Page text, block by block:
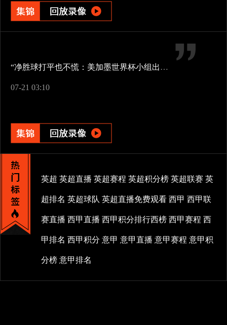
“净胜球打平也不慌：美加墨世界杯小组出线新规一图看懂”
07-21 03:10
英超 英超直播 英超赛程 英超积分榜 英超联赛 英
超排名 英超球队 英超直播免费观看 西甲 西甲联
赛直播 西甲直播 西甲积分排行西榜 西甲赛程 西
甲排名 西甲积分 意甲 意甲直播 意甲赛程 意甲积
分榜 意甲排名